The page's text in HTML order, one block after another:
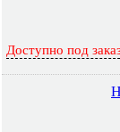
Доступно под